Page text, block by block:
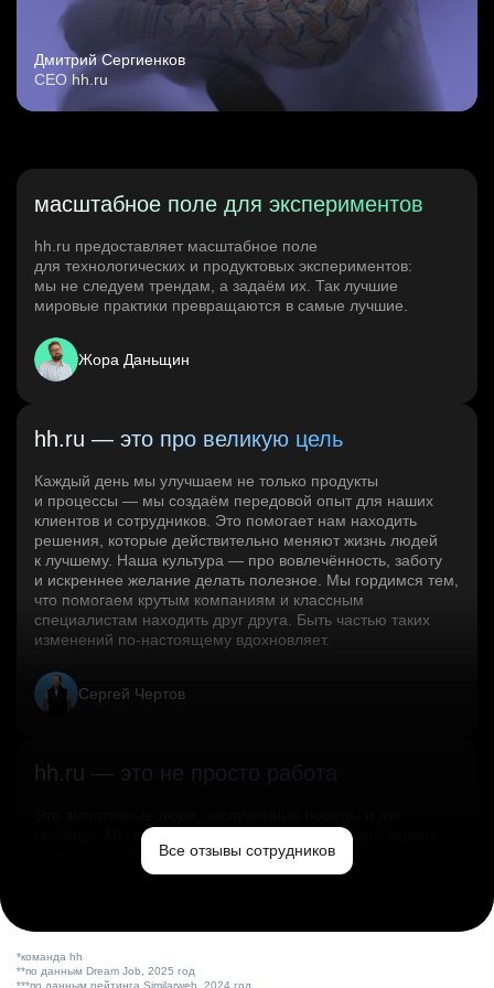
Дмитрий Сергиенков
CEO hh.ru
масштабное поле для экспериментов
hh.ru предоставляет масштабное поле
для технологических и продуктовых экспериментов:
мы не следуем трендам, а задаём их. Так лучшие
мировые практики превращаются в самые лучшие.
Жора Даньщин
hh.ru — это про великую цель
Каждый день мы улучшаем не только продукты
и процессы — мы создаём передовой опыт для наших
клиентов и сотрудников. Это помогает нам находить
решения, которые действительно меняют жизнь людей
к лучшему. Наша культура — про вовлечённость, заботу
и искреннее желание делать полезное. Мы гордимся тем,
что помогаем крутым компаниям и классным
специалистам находить друг друга. Быть частью таких
изменений по‑настоящему вдохновляет.
Сергей Чертов
hh.ru — это не просто работа
свободы. Мы помогаем миру и создаём лучший сервис
по поиску работы в стране.Все отзывы сотрудников
*команда hh
**по данным Dream Job, 2025 год
***по данным рейтинга Similarweb, 2024 год